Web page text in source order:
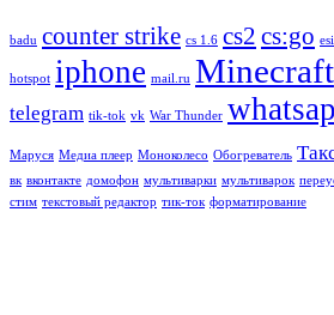
badu counter strike cs 1.6 cs2 cs:go
hotspot iphone mail.ru Minecraft
telegram tik-tok vk War Thunder
Маруся Медиа плеер Моноколесо Обогреватель
вк вконтакте домофон мультиварки мультиварок
стим текстовый редактор тик-ток форматирование